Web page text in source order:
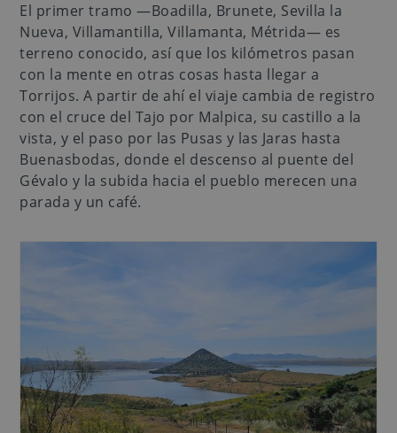
El primer tramo —Boadilla, Brunete, Sevilla la
Nueva, Villamantilla, Villamanta, Métrida— es
terreno conocido, así que los kilómetros pasan
con la mente en otras cosas hasta llegar a
Torrijos. A partir de ahí el viaje cambia de registro
con el cruce del Tajo por Malpica, su castillo a la
vista, y el paso por las Pusas y las Jaras hasta
Buenasbodas, donde el descenso al puente del
Gévalo y la subida hacia el pueblo merecen una
parada y un café.